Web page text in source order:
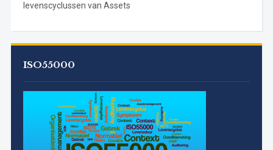
levenscyclussen van Assets
ISO55000